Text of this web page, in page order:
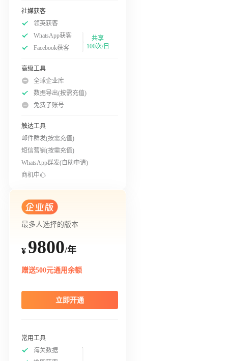
社媒获客
领英获客
WhatsApp获客
Facebook获客
共享
100次/日
高级工具
全球企业库
数据导出(按需充值)
免费子账号
触达工具
邮件群发(按需充值)
短信营销(按需充值)
WhatsApp群发(自助申请)
商机中心
最多人选择的版本
¥ 9800/年
赠送500元通用余额
立即开通
常用工具
海关数据